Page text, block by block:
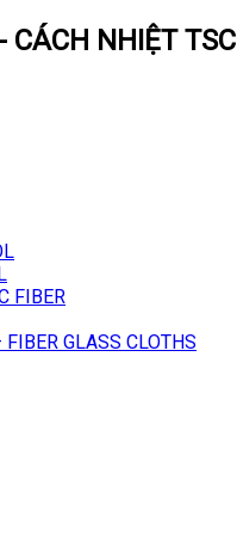
NHIỆT TSC
FIBER
GLASS CLOTHS